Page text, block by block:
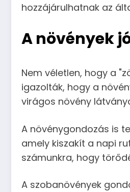
hozzájárulhatnak az
A növények
Nem véletlen, hogy a
igazolták, hogy a
virágos növény
A növénygondozás is
amely kiszakít a napi
számunkra, hogy
A szobanövények